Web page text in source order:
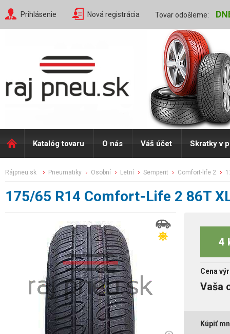
Prihlásenie Nová registrácia Tovar odošleme:
Katalóg tovaru O nás Váš účet Skratky v
rájpneu.sk pneumatiky osobní letní semperit comfort-life 2
175/65 R14 Comfort-Life 2 86T
4
Cena
Vaša
Kúpiť